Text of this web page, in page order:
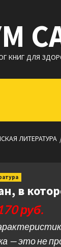
КНИГ ДЛЯ
ЛИТЕРАТУРА
в
руб.
— это не